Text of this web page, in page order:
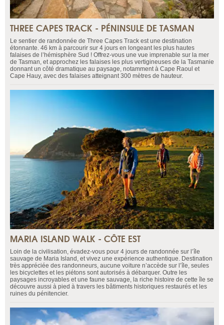
THREE CAPES TRACK - PÉNINSULE DE TASMAN
Le sentier de randonnée de Three Capes Track est une destination
étonnante. 46 km à parcourir sur 4 jours en longeant les plus hautes
falaises de l’hémisphère Sud ! Offrez-vous une vue imprenable sur la mer
de Tasman, et approchez les falaises les plus vertigineuses de la Tasmanie
donnant un côté dramatique au paysage, notamment à Cape Raoul et
Cape Hauy, avec des falaises atteignant 300 mètres de hauteur.
MARIA ISLAND WALK - CÔTE EST
Loin de la civilisation, évadez-vous pour 4 jours de randonnée sur l’île
sauvage de Maria Island, et vivez une expérience authentique. Destination
très appréciée des randonneurs, aucune voiture n’accède sur l’île, seules
les bicyclettes et les piétons sont autorisés à débarquer. Outre les
paysages incroyables et une faune sauvage, la riche histoire de cette île se
découvre aussi à pied à travers les bâtiments historiques restaurés et les
ruines du pénitencier.